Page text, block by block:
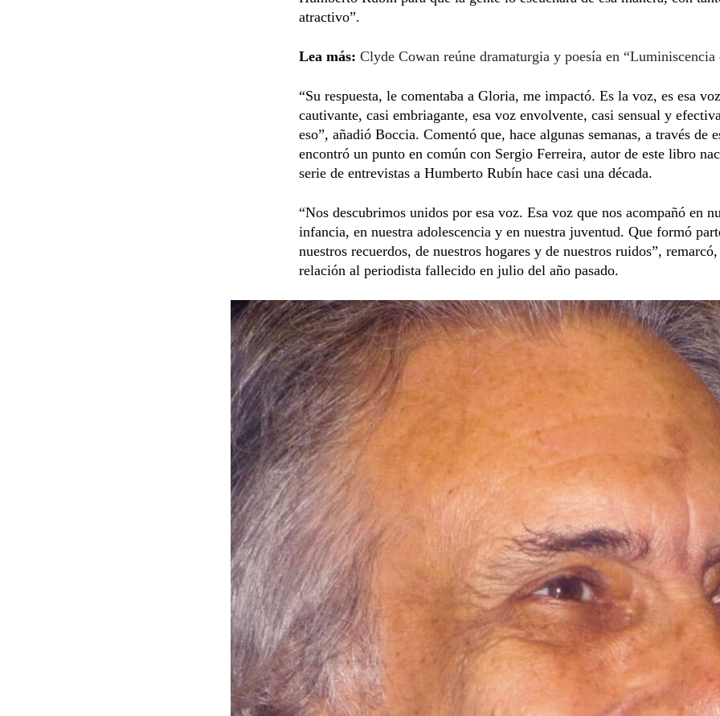
atractivo”.
Lea más: Clyde Cowan reúne dramaturgia y poesía en “Luminiscencia
“Su respuesta, le comentaba a Gloria, me impactó. Es la voz, es esa voz
cautivante, casi embriagante, esa voz envolvente, casi sensual y
eso”, añadió Boccia. Comentó que, hace algunas semanas, a través de
encontró un punto en común con Sergio Ferreira, autor de este libro
serie de entrevistas a Humberto Rubín hace casi una década.
“Nos descubrimos unidos por esa voz. Esa voz que nos acompañó en
infancia, en nuestra adolescencia y en nuestra juventud. Que formó
nuestros recuerdos, de nuestros hogares y de nuestros ruidos”,
relación al periodista fallecido en julio del año pasado.